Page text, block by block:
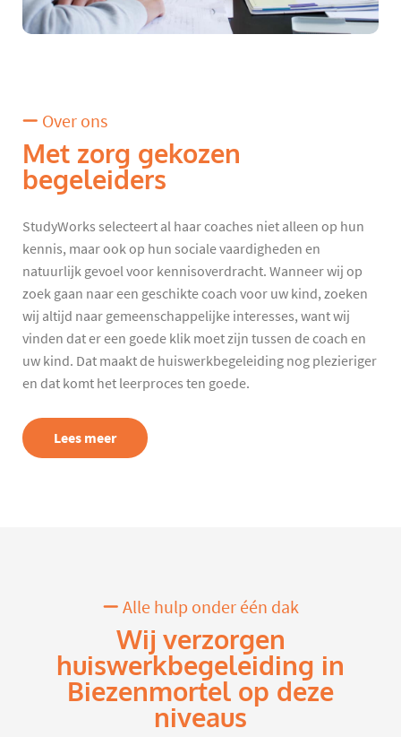
Over ons
Met zorg gekozen
begeleiders
StudyWorks selecteert al haar coaches niet alleen op hun
kennis, maar ook op hun sociale vaardigheden en
natuurlijk gevoel voor kennisoverdracht. Wanneer wij op
zoek gaan naar een geschikte coach voor uw kind, zoeken
wij altijd naar gemeenschappelijke interesses, want wij
vinden dat er een goede klik moet zijn tussen de coach en
uw kind. Dat maakt de huiswerkbegeleiding nog plezieriger
en dat komt het leerproces ten goede.
Lees meer
Alle hulp onder één dak
Wij verzorgen
huiswerkbegeleiding in
Biezenmortel op deze
niveaus